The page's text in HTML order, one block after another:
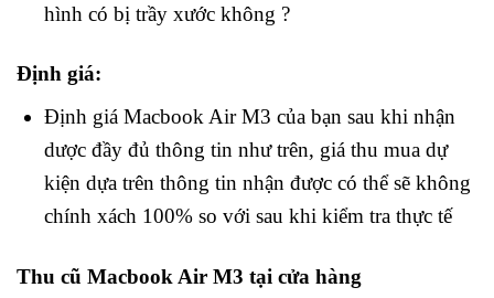
hình có bị trầy xước không ?
Định giá:
Định giá Macbook Air M3 của bạn sau khi nhận
dược đầy đủ thông tin như trên, giá thu mua dự
kiện dựa trên thông tin nhận được có thể sẽ không
chính xách 100% so với sau khi kiểm tra thực tế
Thu cũ Macbook Air M3 tại cửa hàng